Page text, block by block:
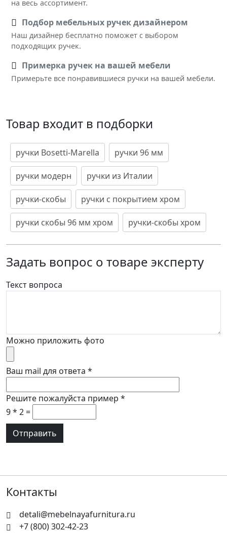
на весь ассортимент.
Подбор мебельных ручек дизайнером
Наш дизайнер бесплатно поможет с выбором
подходящих ручек.
Примерка ручек на вашей мебели
Примерьте все понравившиеся ручки на вашей мебели.
Товар входит в подборки
ручки Bosetti-Marella ручки 96 мм
ручки модерн ручки из Италии
ручки-скобы ручки с покрытием хром
ручки скобы 96 мм хром ручки-скобы хром
Задать вопрос о товаре эксперту
Текст вопроса
Можно приложить фото
Ваш mail для ответа *
Решите пожалуйста пример *
9 * 2 =
Контакты
detali@mebelnayafurnitura.ru
+7 (800) 302-42-23